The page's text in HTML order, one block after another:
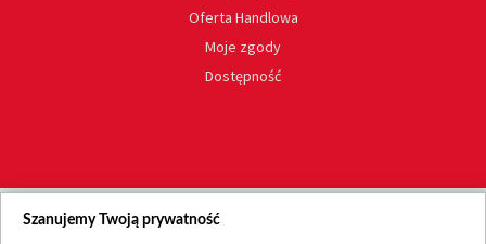
Oferta Handlowa
Moje zgody
Dostępność
Szanujemy Twoją prywatność